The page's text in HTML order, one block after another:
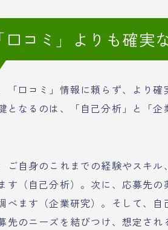
「口コミ」よりも確実
「口コミ」情報に頼らず、より
となるのは、「自己分析」と「
ご自身のこれまでの経験やスキ
す（自己分析）。次に、応募先
べます（企業研究）。そして、
先のニーズを結びつけ、想定さ